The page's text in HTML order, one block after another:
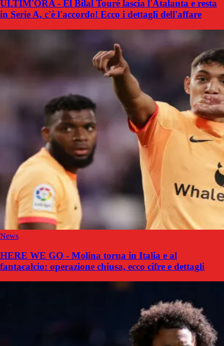
ULTIM'ORA - El Bilal Touré lascia l'Atalanta e resta
in Serie A, c'è l'accordo! Ecco i dettagli dell'affare
News
HERE WE GO - Molina torna in Italia e al
fantacalcio: operazione chiusa, ecco cifre e dettagli